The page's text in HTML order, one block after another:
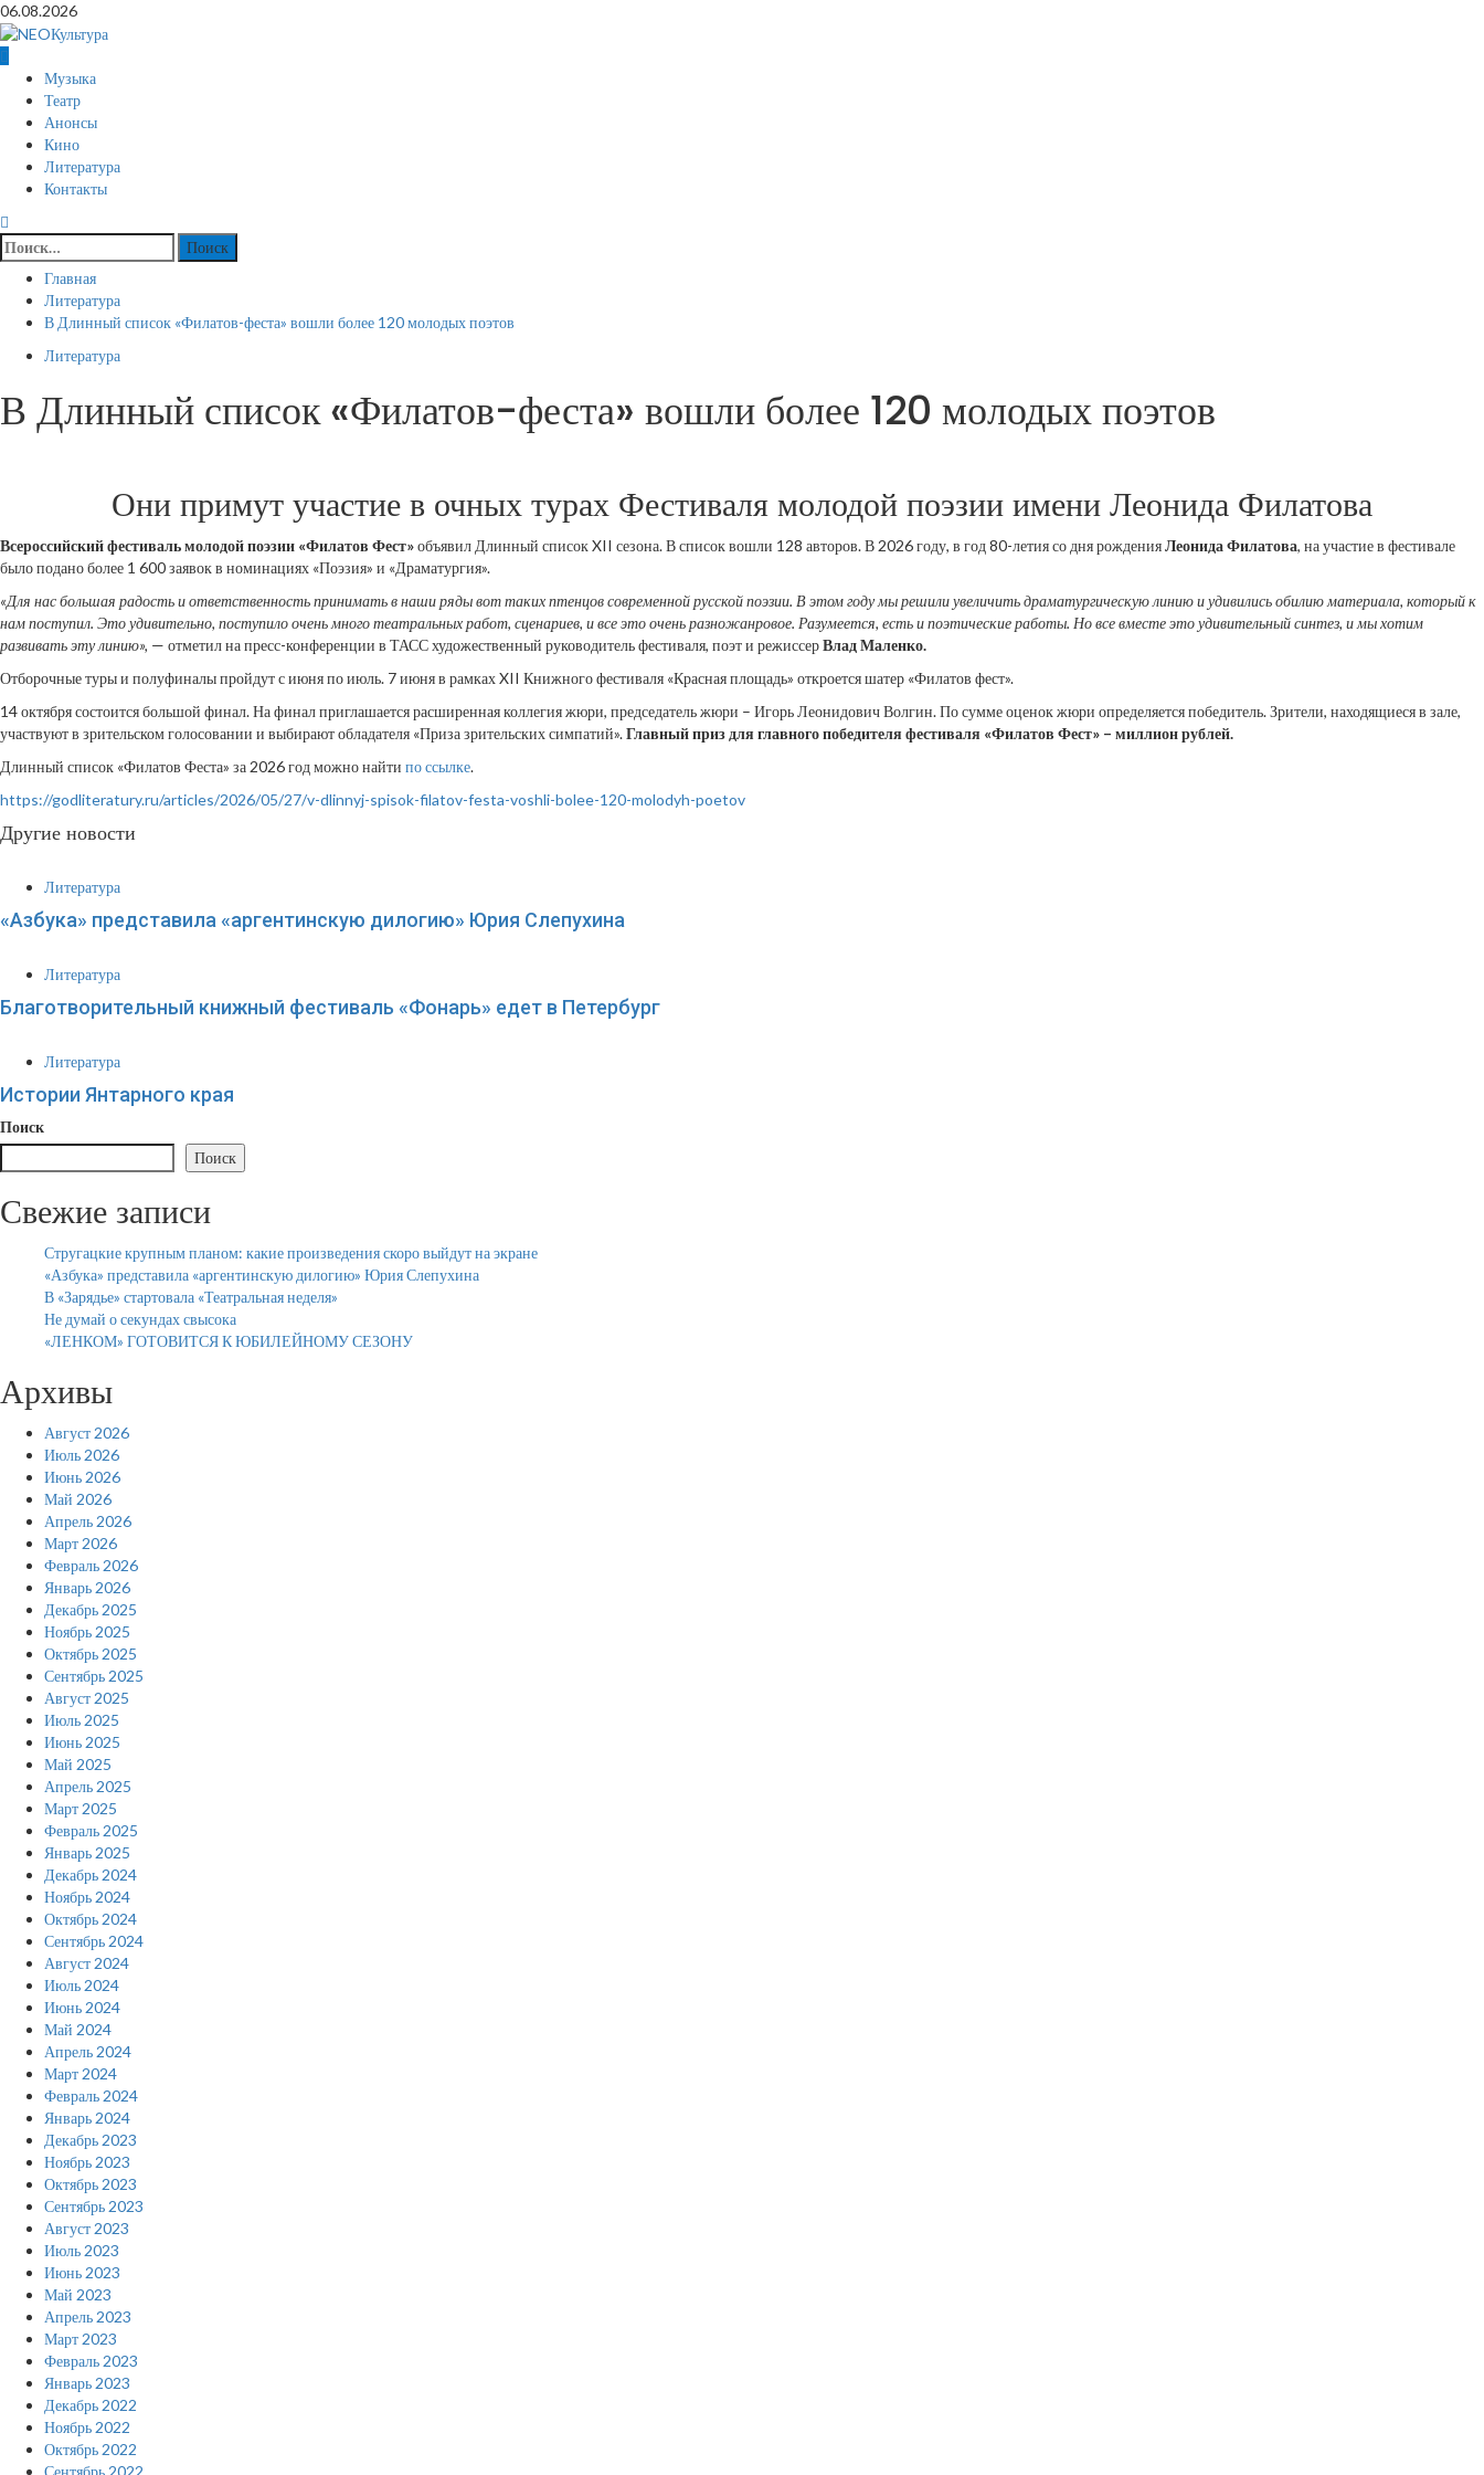
Перейти
к
содержимому
06.08.2026
Основное
меню
Музыка
Театр
Анонсы
Кино
Литература
Контакты
Найти:
Главная
Литература
В Длинный список «Филатов-феста» вошли более 120 молодых поэтов
Литература
В Длинный список «Филатов-феста» вошли более 120 молодых поэтов
Они примут участие в очных турах Фестиваля молодой поэзии имени Леонида Филатова
Всероссийский фестиваль молодой поэзии «Филатов Фест»объявил Длинный список XII сезона. В список вошли 128 авторов. В 2026 году, в год 80-летия со дня рожденияЛеонида Филатова, на участие в фестивале
было подано более 1 600 заявок в номинациях «Поэзия» и «Драматургия».
«Для нас большая радость и ответственность принимать в наши ряды вот таких птенцов современной русской поэзии. В этом году мы решили увеличить драматургическую линию и удивились обилию материала, который к
нам поступил. Это удивительно, поступило очень много театральных работ, сценариев, и все это очень разножанровое. Разумеется, есть и поэтические работы. Но все вместе это удивительный синтез, и мы хотим
развивать эту линию», — отметил на пресс-конференции в ТАСС художественный руководитель фестиваля, поэт и режиссерВлад Маленко.
Отборочные туры и полуфиналы пройдут с июня по июль. 7 июня в рамках XII Книжного фестиваля «Красная площадь» откроется шатер «Филатов фест».
14 октября состоится большой финал. На финал приглашается расширенная коллегия жюри, председатель жюри – Игорь Леонидович Волгин. По сумме оценок жюри определяется победитель. Зрители, находящиеся в зале,
участвуют в зрительском голосовании и выбирают обладателя «Приза зрительских симпатий».Главный приз для главного победителя фестиваля «Филатов Фест» – миллион рублей.
Длинный список «Филатов Феста» за 2026 год можно найти по ссылке.
https://godliteratury.ru/articles/2026/05/27/v-dlinnyj-spisok-filatov-festa-voshli-bolee-120-molodyh-poetov
Другие новости
Литература
«Азбука» представила «аргентинскую дилогию» Юрия Слепухина
Литература
Благотворительный книжный фестиваль «Фонарь» едет в Петербург
Литература
Истории Янтарного края
Поиск
Поиск
Свежие записи
Стругацкие крупным планом: какие произведения скоро выйдут на экране
«Азбука» представила «аргентинскую дилогию» Юрия Слепухина
В «Зарядье» стартовала «Театральная неделя»
Не думай о секундах свысока
«ЛЕНКОМ» ГОТОВИТСЯ К ЮБИЛЕЙНОМУ СЕЗОНУ
Архивы
Август 2026
Июль 2026
Июнь 2026
Май 2026
Апрель 2026
Март 2026
Февраль 2026
Январь 2026
Декабрь 2025
Ноябрь 2025
Октябрь 2025
Сентябрь 2025
Август 2025
Июль 2025
Июнь 2025
Май 2025
Апрель 2025
Март 2025
Февраль 2025
Январь 2025
Декабрь 2024
Ноябрь 2024
Октябрь 2024
Сентябрь 2024
Август 2024
Июль 2024
Июнь 2024
Май 2024
Апрель 2024
Март 2024
Февраль 2024
Январь 2024
Декабрь 2023
Ноябрь 2023
Октябрь 2023
Сентябрь 2023
Август 2023
Июль 2023
Июнь 2023
Май 2023
Апрель 2023
Март 2023
Февраль 2023
Январь 2023
Декабрь 2022
Ноябрь 2022
Октябрь 2022